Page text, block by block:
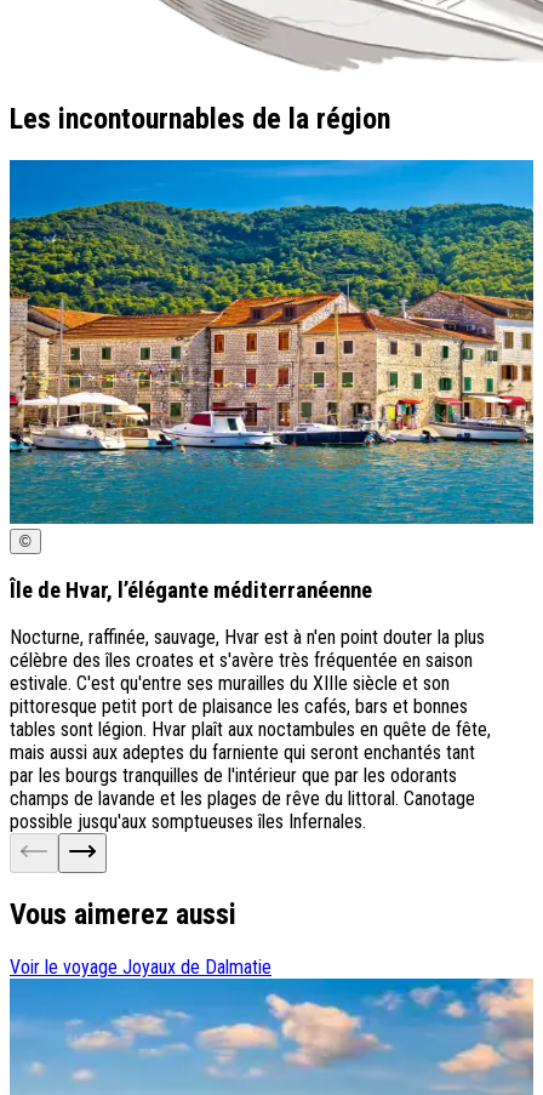
Les incontournables de la région
©
Île de Hvar, l’élégante méditerranéenne
Nocturne, raffinée, sauvage, Hvar est à n'en point douter la plus
célèbre des îles croates et s'avère très fréquentée en saison
estivale. C'est qu'entre ses murailles du XIIIe siècle et son
pittoresque petit port de plaisance les cafés, bars et bonnes
tables sont légion. Hvar plaît aux noctambules en quête de fête,
mais aussi aux adeptes du farniente qui seront enchantés tant
par les bourgs tranquilles de l'intérieur que par les odorants
champs de lavande et les plages de rêve du littoral. Canotage
possible jusqu'aux somptueuses îles Infernales.
Vous aimerez aussi
Voir le voyage Joyaux de Dalmatie